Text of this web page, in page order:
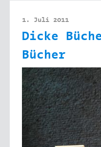
1. Juli 2011
Dicke
Bücher